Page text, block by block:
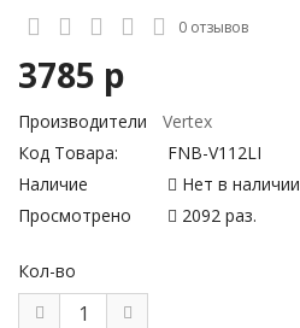
0 отзывов
3785 р
Производители
Vertex
Код Товара:
FNB-V112LI
Наличие
Нет в наличии
Просмотрено
2092 раз.
Кол-во